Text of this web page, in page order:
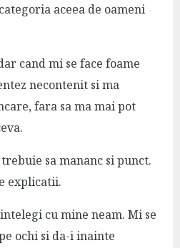
aceea de oameni
cand mi se face foame
necontenit si ma
fara sa ma mai pot
sa mananc si punct.
explicatii.
cu mine neam. Mi se
ochi si da-i inainte